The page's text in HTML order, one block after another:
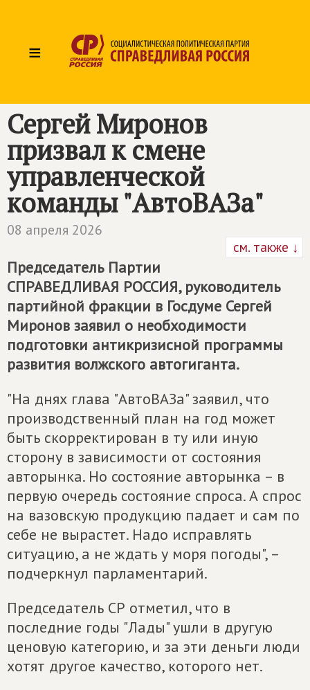
≡
Сергей Миронов
призвал к смене
управленческой
команды "АвтоВАЗа"
08 апреля 2026
см. также ↓
Председатель Партии
СПРАВЕДЛИВАЯ РОССИЯ, руководитель
партийной фракции в Госдуме Сергей
Миронов заявил о необходимости
подготовки антикризисной программы
развития волжского автогиганта.
"На днях глава "АвтоВАЗа" заявил, что
производственный план на год может
быть скорректирован в ту или иную
сторону в зависимости от состояния
авторынка. Но состояние авторынка – в
первую очередь состояние спроса. А спрос
на вазовскую продукцию падает и сам по
себе не вырастет. Надо исправлять
ситуацию, а не ждать у моря погоды", –
подчеркнул парламентарий.
Председатель СР отметил, что в
последние годы "Лады" ушли в другую
ценовую категорию, и за эти деньги люди
хотят другое качество, которого нет.